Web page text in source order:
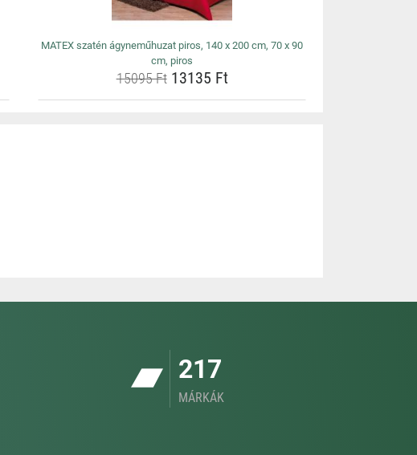
MATEX szatén ágyneműhuzat piros, 140 x 200 cm, 70 x 90
cm, piros
15095 Ft13135 Ft
217
MÁRKÁK